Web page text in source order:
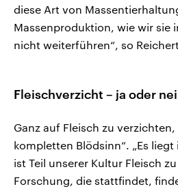
diese Art von
Massenproduktion, wie wir sie
nicht weiterführen“, so
Fleischverzicht – ja oder
Ganz auf Fleisch zu
kompletten Blödsinn“. „Es
ist Teil unserer Kultur Fleisch
Forschung, die stattfindet,